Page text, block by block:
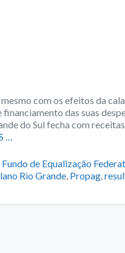
com os efeitos da
das suas
do Sul fecha com
…
Tags
Fundo de Equalização
Rio Grande, Propag,